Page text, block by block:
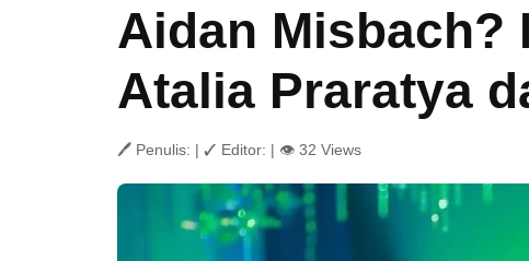
Aidan Misbach?
Atalia Praratya
🖊 Penulis: | ✓ Editor: | 👁 32 Views